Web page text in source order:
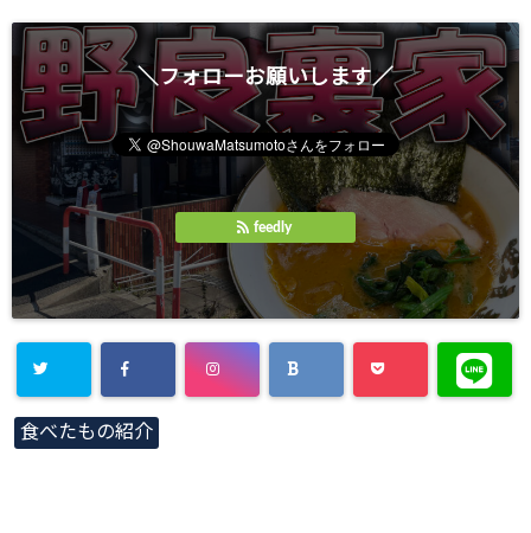
＼フォローお願いします／
feedly
食べたもの紹介